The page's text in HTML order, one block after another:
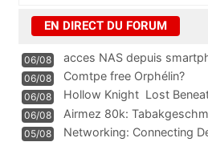
EN DIRECT DU FORUM
06/08 acces NAS depuis
06/08 Comtpe free Orphélin?
06/08 Hollow Knight  Lost
06/08
Airmez 80k:
Technologie und Leistung
05/08 Networking: Connecting